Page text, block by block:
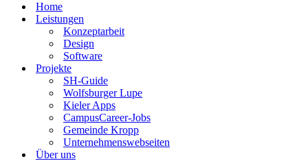
Home
Leistungen
Konzeptarbeit
Design
Software
Projekte
SH-Guide
Wolfsburger Lupe
Kieler Apps
CampusCareer-Jobs
Gemeinde Kropp
Unternehmenswebseiten
Über uns